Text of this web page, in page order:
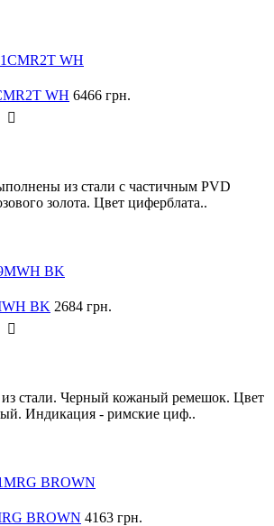
WH 6466 грн.
из стали с частичным PVD
золота. Цвет циферблата..
BK 2684 грн.
стали. Черный кожаный ремешок. Цвет
Индикация - римские циф..
BROWN 4163 грн.